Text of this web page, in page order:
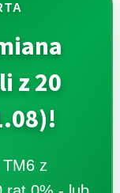
z 20
z